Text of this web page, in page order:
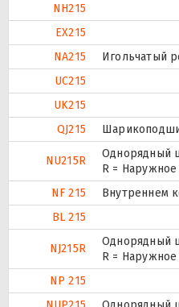
NH215
EX215
NA215
Игольчатый
UC215
UK215
QJ215
NU215R
Однорядный
R =
NF 215
Внутреннем
BL 215
NJ215R
Однорядный
R =
NP 215